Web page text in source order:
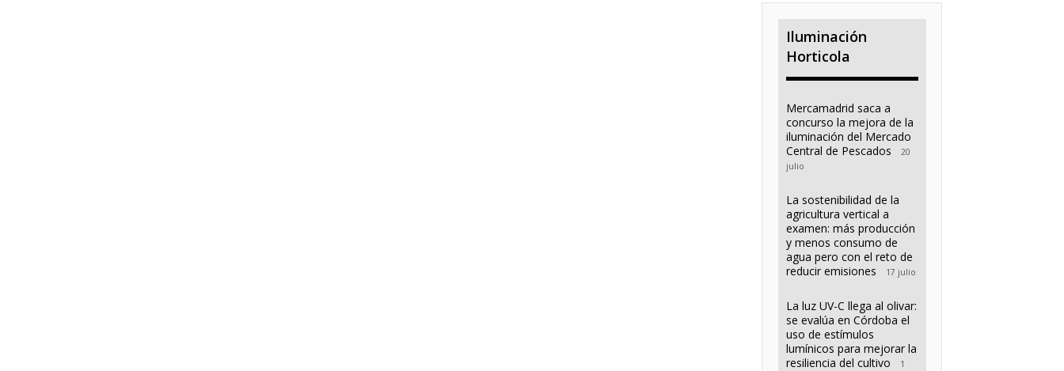
Iluminación
Horticola
Mercamadrid saca a
concurso la mejora de la
iluminación del Mercado
Central de Pescados
20
julio
La sostenibilidad de la
agricultura vertical a
examen: más producción
y menos consumo de
agua pero con el reto de
reducir emisiones
17 julio
La luz UV-C llega al olivar:
se evalúa en Córdoba el
uso de estímulos
lumínicos para mejorar la
resiliencia del cultivo
1